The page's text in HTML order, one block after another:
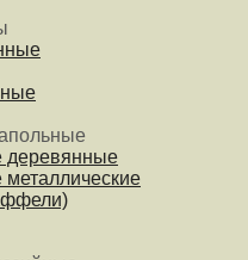
деревянные